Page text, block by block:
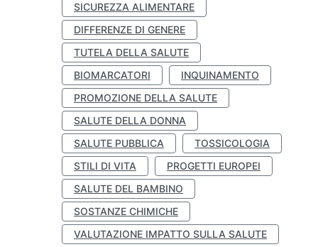
SICUREZZA ALIMENTARE
DIFFERENZE DI GENERE
TUTELA DELLA SALUTE
BIOMARCATORI
INQUINAMENTO
PROMOZIONE DELLA SALUTE
SALUTE DELLA DONNA
SALUTE PUBBLICA
TOSSICOLOGIA
STILI DI VITA
PROGETTI EUROPEI
SALUTE DEL BAMBINO
SOSTANZE CHIMICHE
VALUTAZIONE IMPATTO SULLA SALUTE